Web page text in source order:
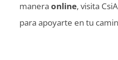
manera online, visita
para apoyarte en tu